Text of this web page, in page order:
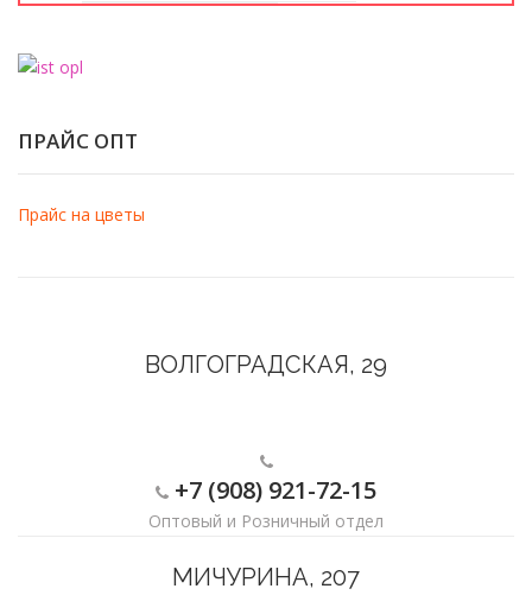
ПРАЙС ОПТ
Прайс на цветы
ВОЛГОГРАДСКАЯ, 29
+7 (908) 921-72-15
Оптовый и Розничный отдел
МИЧУРИНА, 207